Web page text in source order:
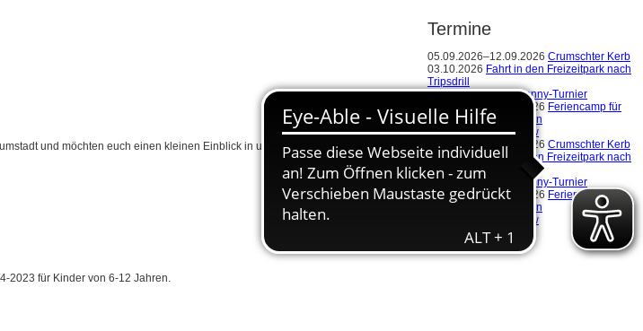
und möchten euch einen kleinen Einblick in unser Training geben.
2023 für Kinder von 6-12 Jahren.
Termine
05.09.2026–12.09.2026 Crumschter Kerb
03.10.2026 Fahrt in den Freizeitpark nach
Tripsdrill
10.10.2026 Boule-Fanny-Turnier
12.10.2026–16.10.2026 Feriencamp für
Kinder von 6-12 Jahren
01.11.2026 Turn-Show
05.09.2026–12.09.2026 Crumschter Kerb
03.10.2026 Fahrt in den Freizeitpark nach
Tripsdrill
10.10.2026
Boule-Fanny-Turnier
12.10.2026–16.10.2026 Feriencamp für
Kinder von 6-12 Jahren
Turn-Show